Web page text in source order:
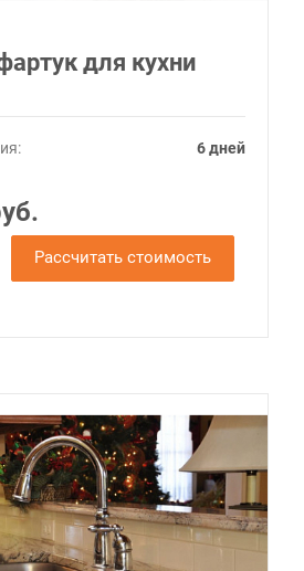
для кухни
6 дней
Рассчитать стоимость